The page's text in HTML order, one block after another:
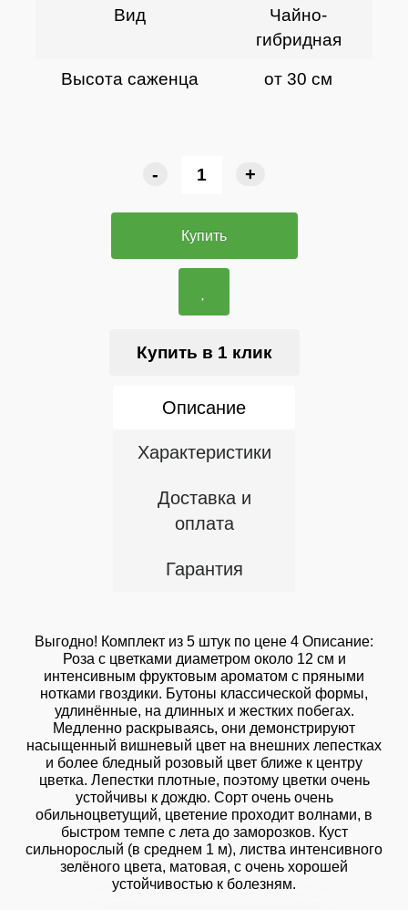
Вид
Чайно-
гибридная
Высота саженца от 30 см
- +
Купить
Купить в 1 клик
Описание
Характеристики
Доставка и
оплата
Гарантия
Выгодно! Комплект из 5 штук по цене 4 Описание:
Роза с цветками диаметром около 12 см и
интенсивным фруктовым ароматом с пряными
нотками гвоздики. Бутоны классической формы,
удлинённые, на длинных и жестких побегах.
Медленно раскрываясь, они демонстрируют
насыщенный вишневый цвет на внешних лепестках
и более бледный розовый цвет ближе к центру
цветка. Лепестки плотные, поэтому цветки очень
устойчивы к дождю. Сорт очень очень
обильноцветущий, цветение проходит волнами, в
быстром темпе с лета до заморозков. Куст
сильнорослый (в среднем 1 м), листва интенсивного
зелёного цвета, матовая, с очень хорошей
устойчивостью к болезням.